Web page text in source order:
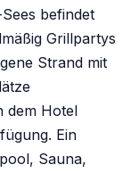
befindet
Grillpartys
Strand mit
dem Hotel
Ein
Sauna,